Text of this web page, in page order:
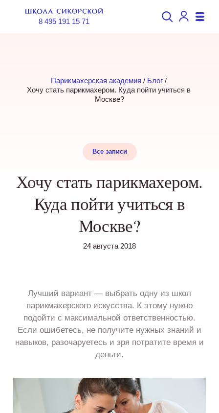
8 495 191 15 71
Парикмахерская академия / Блог /
Хочу стать парикмахером. Куда пойти учиться в
Москве?
Все записи
Хочу стать парикмахером.
Куда пойти учиться в
Москве?
24 августа 2018
Лучший вариант — выбрать одну из школ
парикмахерского искусства. К этому нужно
подойти с максимальной ответственностью.
Если ошибетесь, не получите нужных знаний и
навыков, разочаруетесь и зря потратите время и
деньги.